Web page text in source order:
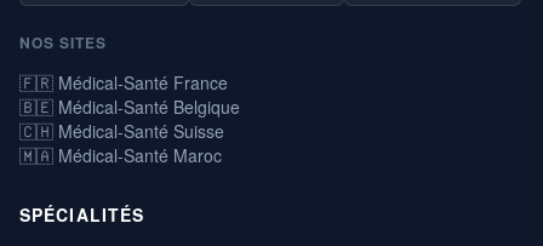
NOS SITES
🇫🇷 Médical-Santé France
🇧🇪 Médical-Santé Belgique
🇨🇭 Médical-Santé Suisse
🇲🇦 Médical-Santé Maroc
SPÉCIALITÉS